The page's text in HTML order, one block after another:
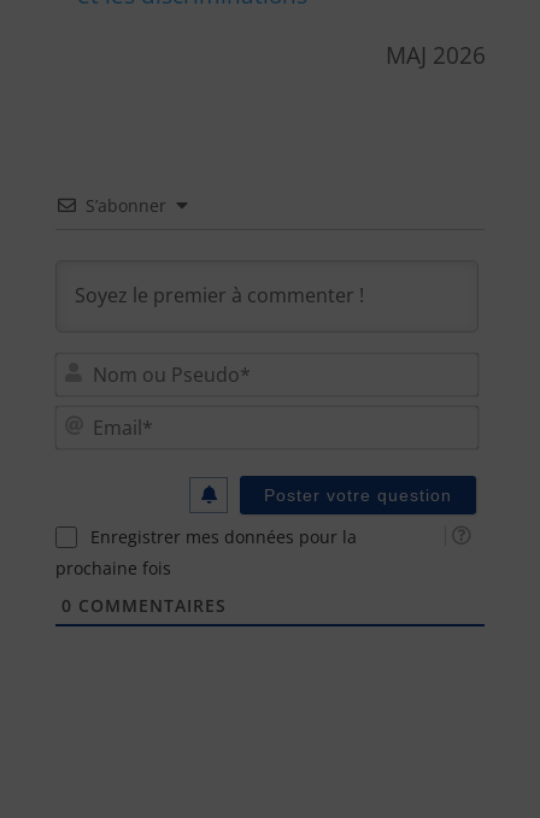
MAJ 2026
S’abonner
Enregistrer mes données pour la
prochaine fois
0 COMMENTAIRES